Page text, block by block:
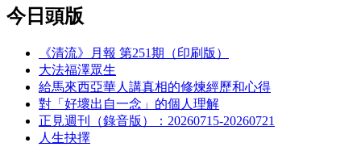
今日頭版
《清流》月報 第251期（印刷版）
大法福澤眾生
給馬來西亞華人講真相的修煉經歷和心得
對「好壞出自一念」的個人理解
正見週刊（錄音版）：20260715-20260721
人生抉擇